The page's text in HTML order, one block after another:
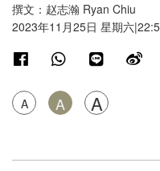
撰文：赵志瀚 Ryan Chiu
2023年11月25日 星期六
A A A